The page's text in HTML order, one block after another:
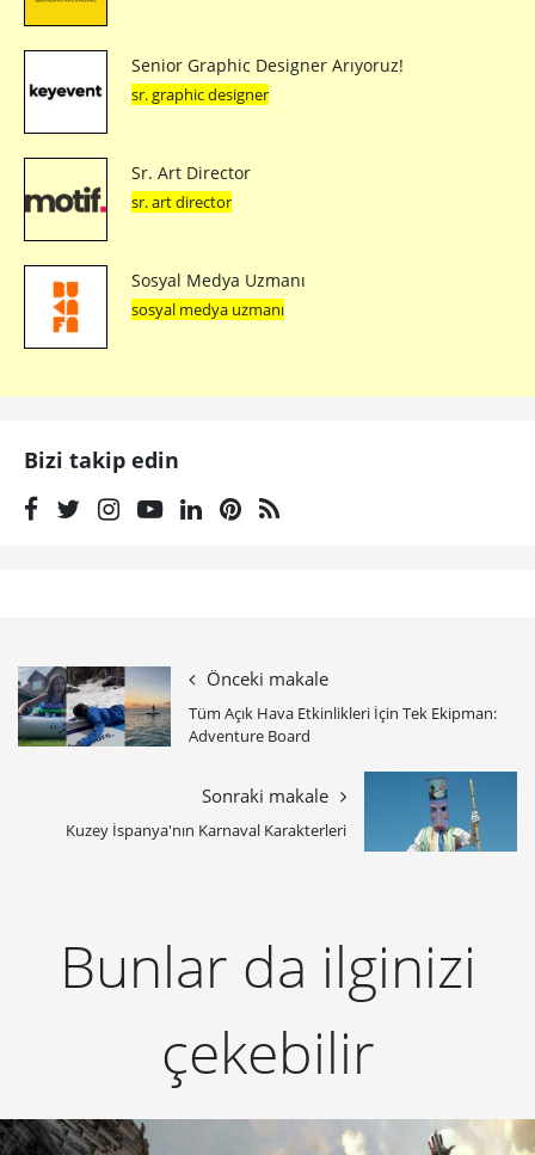
Senior Graphic Designer Arıyoruz!
sr. graphic designer
Sr. Art Director
sr. art director
Sosyal Medya Uzmanı
sosyal medya uzmanı
Bizi takip edin
Önceki makale
Tüm Açık Hava Etkinlikleri İçin Tek Ekipman:
Adventure Board
Sonraki makale
Kuzey İspanya'nın Karnaval Karakterleri
Bunlar da ilginizi
çekebilir